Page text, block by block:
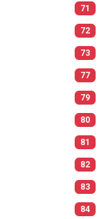
71
72
73
77
79
80
81
82
83
84